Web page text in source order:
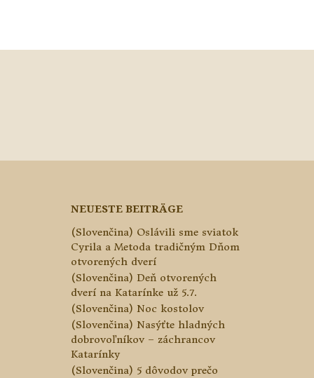
NEUESTE BEITRÄGE
(Slovenčina) Oslávili sme sviatok
Cyrila a Metoda tradičným Dňom
otvorených dverí
(Slovenčina) Deň otvorených
dverí na Katarínke už 5.7.
(Slovenčina) Noc kostolov
(Slovenčina) Nasýťte hladných
dobrovoľníkov – záchrancov
Katarínky
(Slovenčina) 5 dôvodov prečo